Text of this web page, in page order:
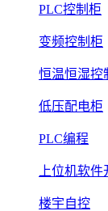
PLC控制柜
变频控制柜
恒温恒湿控
低压配电柜
PLC编程
上位机软件
楼宇自控